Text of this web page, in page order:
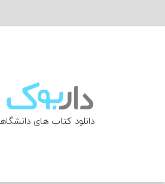
دانلود کتاب های